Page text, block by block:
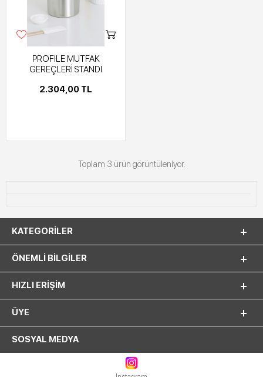
PROFILE MUTFAK
GEREÇLERİ STANDI
2.304,00 TL
Toplam 3 ürün görüntüleniyor.
KATEGORILER
ÖNEMLI BILGILER
HIZLI ERIŞIM
ÜYE
SOSYAL MEDYA